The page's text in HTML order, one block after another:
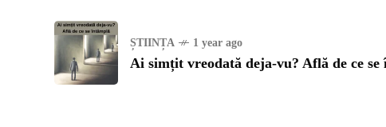
ȘTIINȚA 1 year ago
Ai simțit vreodată deja-vu? Află de ce se